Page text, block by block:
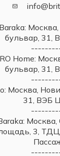
Baraka:
бульвар, 31,
Home:
бульвар, 31,
Москва,
31, ВЭБ
3,